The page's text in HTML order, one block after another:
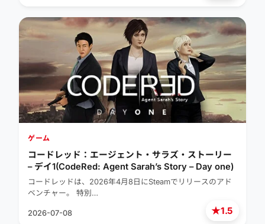
★1.5
ゲーム
コードレッド：エージェント・サラズ・ストーリー
– デイ1(CodeRed: Agent Sarah’s Story – Day one)
コードレッドは、2026年4月8日にSteamでリリースのアド
ベンチャー。 特別…
2026-07-08